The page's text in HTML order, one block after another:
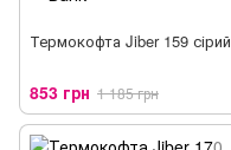
Термокофта Jiber 159 сірий
853 грн 1 185 грн